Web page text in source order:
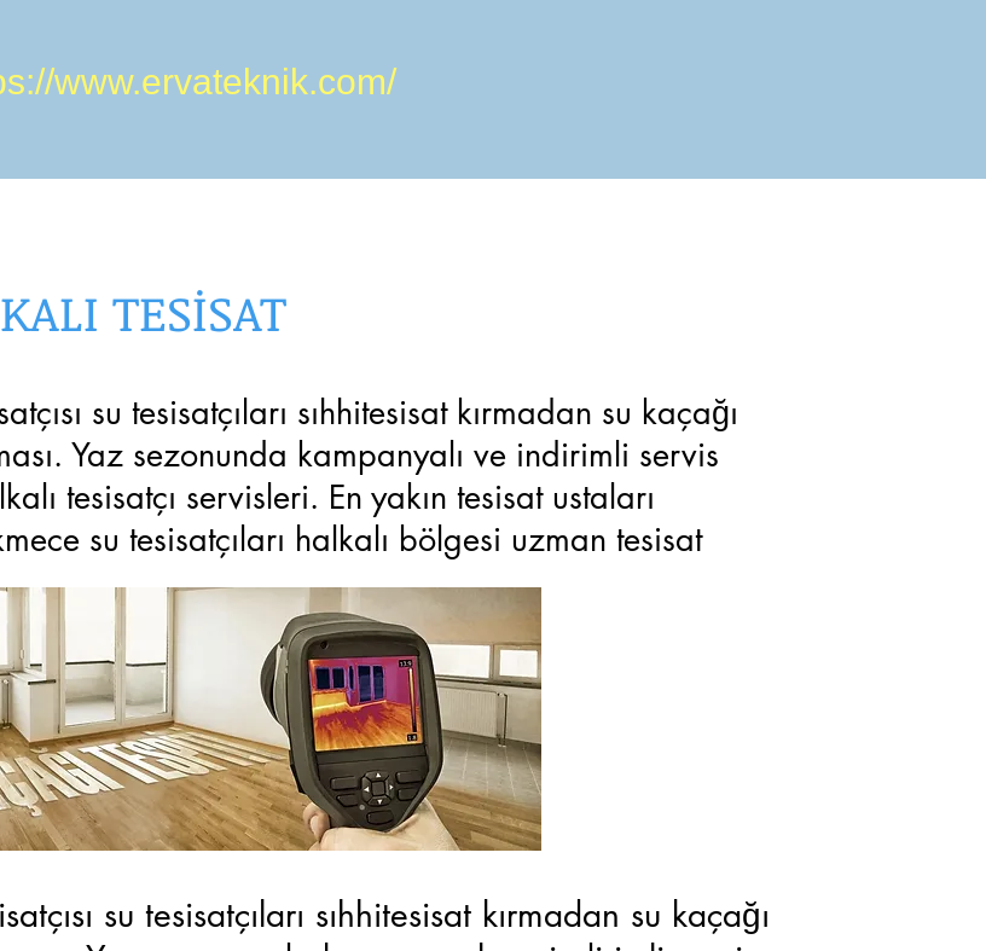
www.ervateknik.com/
TESİSAT
su tesisatçıları sıhhitesisat kırmadan su kaçağı
Yaz sezonunda kampanyalı ve indirimli servis
tesisatçı servisleri. En yakın tesisat ustaları
su tesisatçıları halkalı bölgesi uzman tesisat
su tesisatçıları sıhhitesisat kırmadan su kaçağı